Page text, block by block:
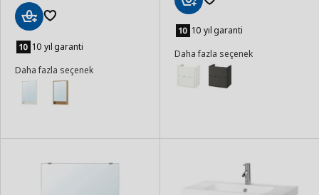
Ekle 10 yıl garanti
Daha fazla seçenek
Ekle 10 yıl garanti
Daha fazla seçenek